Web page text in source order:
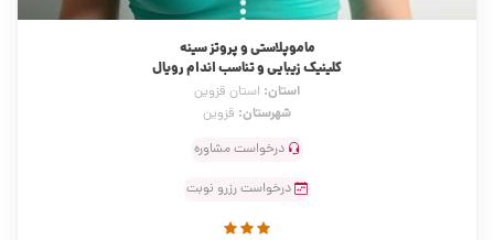
ماموپلاستی و پروتز سینه
کلینیک زیبایی و تناسب اندام رویال
استان: استان قزوین
شهرستان: قزوین
درخواست مشاوره
درخواست رزرو نوبت